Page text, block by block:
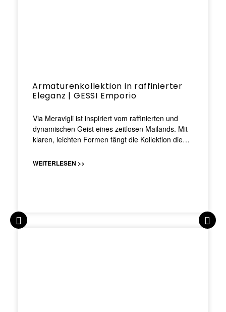
Armaturenkollektion in raffinierter
Eleganz | GESSI Emporio
Via Meravigli ist inspiriert vom raffinierten und
dynamischen Geist eines zeitlosen Mailands. Mit
klaren, leichten Formen fängt die Kollektion die…
WEITERLESEN >>